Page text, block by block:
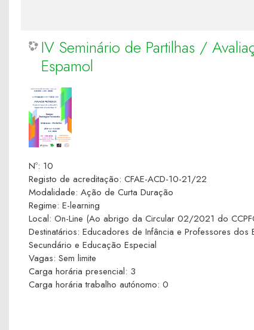
IV Seminário de Partilhas /
Espamol
Nº: 10
Registo de acreditação: CFAE-ACD-10-21/22
Modalidade: Ação de Curta Duração
Regime: E-learning
Local: On-Line (Ao abrigo da Circular 02/2021 do
Destinatários: Educadores de Infância e Professores dos
Secundário e Educação Especial
Vagas: Sem limite
Carga horária presencial: 3
Carga horária trabalho autónomo: 0